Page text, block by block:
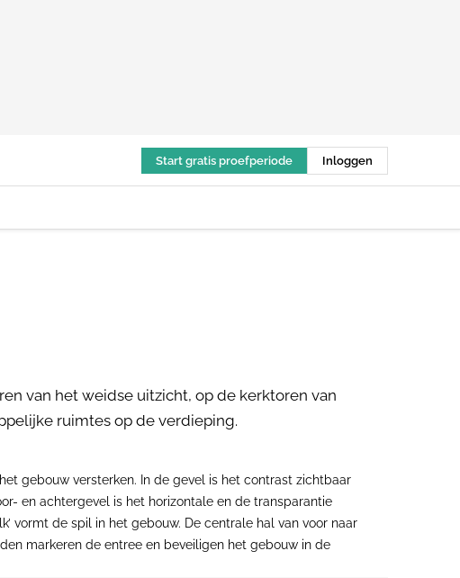
Start gratis proefperiode Inloggen
van het weidse uitzicht, op de kerktoren van
ruimtes op de verdieping.
gebouw versterken. In de gevel is het contrast zichtbaar
en achtergevel is het horizontale en de transparantie
vormt de spil in het gebouw. De centrale hal van voor naar
markeren de entree en beveiligen het gebouw in de